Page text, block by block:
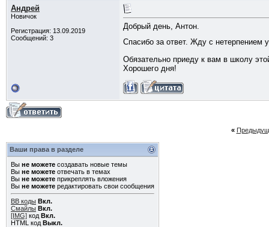
Андрей
Новичок
Регистрация: 13.09.2019
Сообщений: 3
Добрый день, Антон.
Спасибо за ответ. Жду с нетерпением
Обязательно приеду к вам в школу
Хорошего дня!
«
Ваши права в разделе
Вы не можете создавать новые темы
Вы не можете отвечать в темах
Вы не можете прикреплять вложения
Вы не можете редактировать свои сообщения
BB коды Вкл.
Смайлы Вкл.
[IMG] код Вкл.
HTML код Выкл.